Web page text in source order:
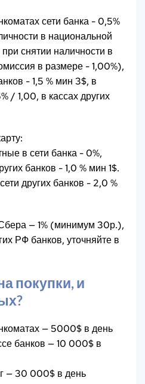
сети банка - 0,5%
в национальной
снятии наличности в
в размере - 1,00%),
- 1,5 % мин 3$, в
/ 1,00, в кассах других
в сети банка - 0%,
банков - 1,0 % мин 1$.
других банков - 2,0 %
— 1% (минимум 30р.),
РФ банков, уточняйте в
покупки, и
— 5000$ в день
банков — 10 000$ в
— 30 000$ в день